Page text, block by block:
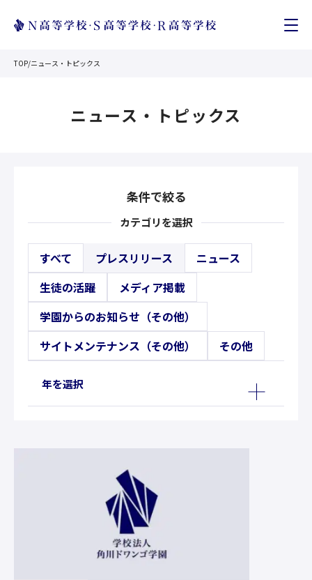
TOP/ニュース・トピックス
ニュース・トピックス
条件で絞る
カテゴリを選択
すべて プレスリリース
ニュース
生徒の活躍
メディア掲載
学園からのお知らせ（その他）
サイトメンテナンス（その他）
その他
年を選択